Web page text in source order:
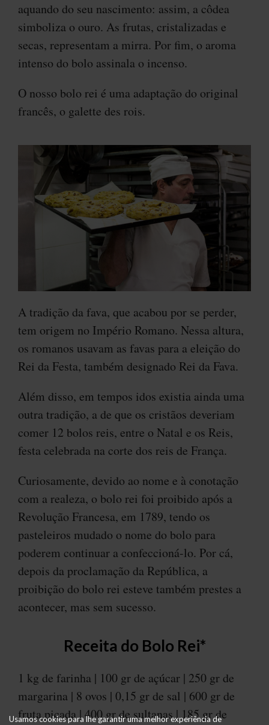
aquando do seu nascimento: assim, a côdea
simboliza o ouro. As frutas, cristalizadas e
secas, representam a mirra. Por fim, o aroma
intenso do bolo assinala o incenso.
O nosso bolo rei é uma adaptação do original
francês, o galette des rois.
A tradição da fava, que acabou por se perder,
tem origem no Império Romano. Nessa altura,
os romanos usavam as favas para a eleição do
Rei da Festa, também designado Rei da Fava.
Além disso, em tempos idos existia ainda uma
outra tradição, a de que os cristãos deveriam
comer 12 bolos reis, entre o Natal e os Reis,
festa celebrada na corte dos reis de França.
Curiosamente, devido ao nome e à conotação
com a realeza, o bolo rei foi proibido após a
Revolução Francesa, em 1789, tendo os
pasteleiros mudado o nome do bolo para
poderem continuar a confeccioná-lo. Por cá,
depois da proclamação da República, a
proibição do bolo rei esteve também prestes a
acontecer, mas sem sucesso.
Receita do Bolo Rei*
1 kg de farinha | 100 gr de açúcar | 250 gr de
margarina | 8 ovos | 0,15 gr de sal | 600 gr de
fruta picada | 400 gr de sultanas | 185 gr de
Usamos cookies para lhe garantir uma melhor experiência de